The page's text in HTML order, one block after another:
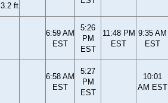
3.2 ft
6:59 AM
EST
5:26
PM
EST
11:48 PM
EST
9:35 AM
EST
6:58 AM
EST
5:27
PM
EST
10:01
AM EST